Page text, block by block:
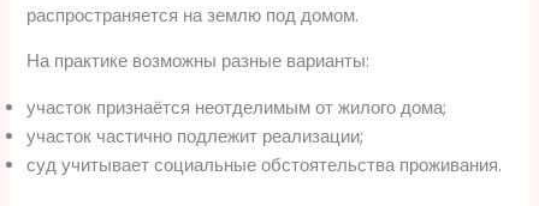
распространяется на землю под домом.
На практике возможны разные варианты:
участок признаётся неотделимым от жилого дома;
участок частично подлежит реализации;
суд учитывает социальные обстоятельства проживания.